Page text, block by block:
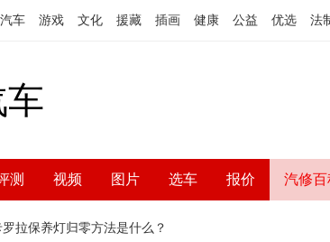
汽车 游戏 文化 援藏 插画 健康 公益 优选 法
测 视频 图片 选车 报价 汽修百
拉保养灯归零方法是什么？